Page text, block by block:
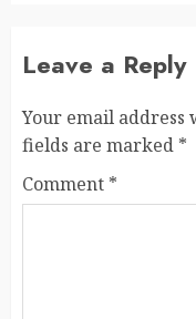
Leave a Reply
Your email address
fields are marked *
Comment *